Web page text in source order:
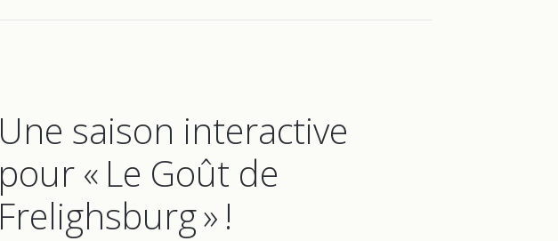
Une saison interactive
pour « Le Goût de
Frelighsburg » !